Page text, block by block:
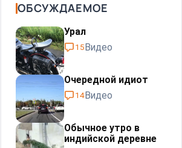
ОБСУЖДАЕМОЕ
Урал⁠⁠
15Видео
Очередной идиот
14Видео
Обычное утро в
индийской деревне